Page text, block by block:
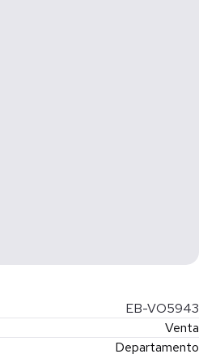
EB-VO5943
Venta
Departamento